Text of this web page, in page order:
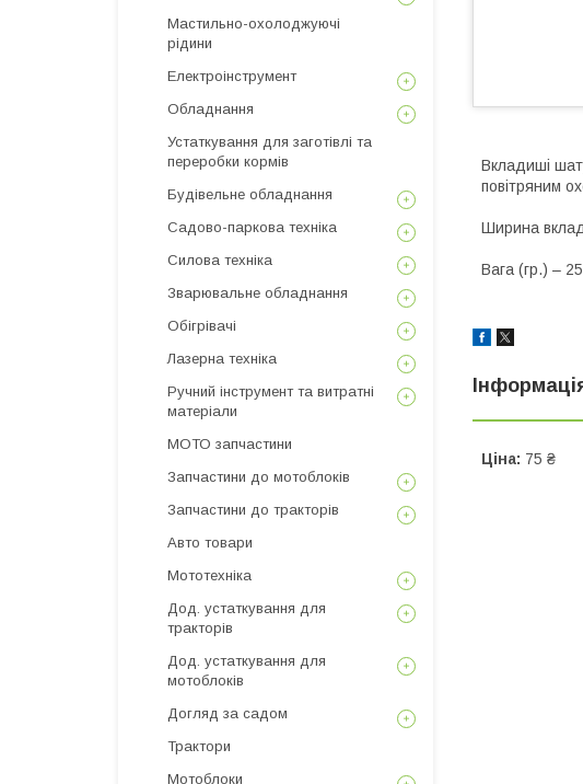
Вкладиші
повітряним
Ширина
Вага (гр.) – 25
Ціна: 75 ₴
Мастильно-охолоджуючі
рідини
Електроінструмент
Обладнання
Устаткування для заготівлі та
переробки кормів
Будівельне обладнання
Садово-паркова техніка
Силова техніка
Зварювальне обладнання
Обігрівачі
Лазерна техніка
Ручний інструмент та витратні
матеріали
МОТО запчастини
Запчастини до мотоблоків
Запчастини до тракторів
Авто товари
Мототехніка
Дод. устаткування для
тракторів
Дод. устаткування для
мотоблоків
Догляд за садом
Трактори
Мотоблоки